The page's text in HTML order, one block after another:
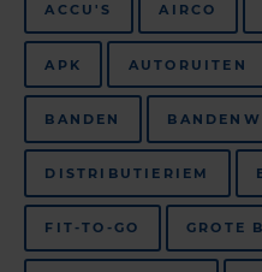
ACCU'S AIRCO
APK AUTORUITEN
BANDEN
DISTRIBUTIERIEM
FIT-TO-GO GROTE